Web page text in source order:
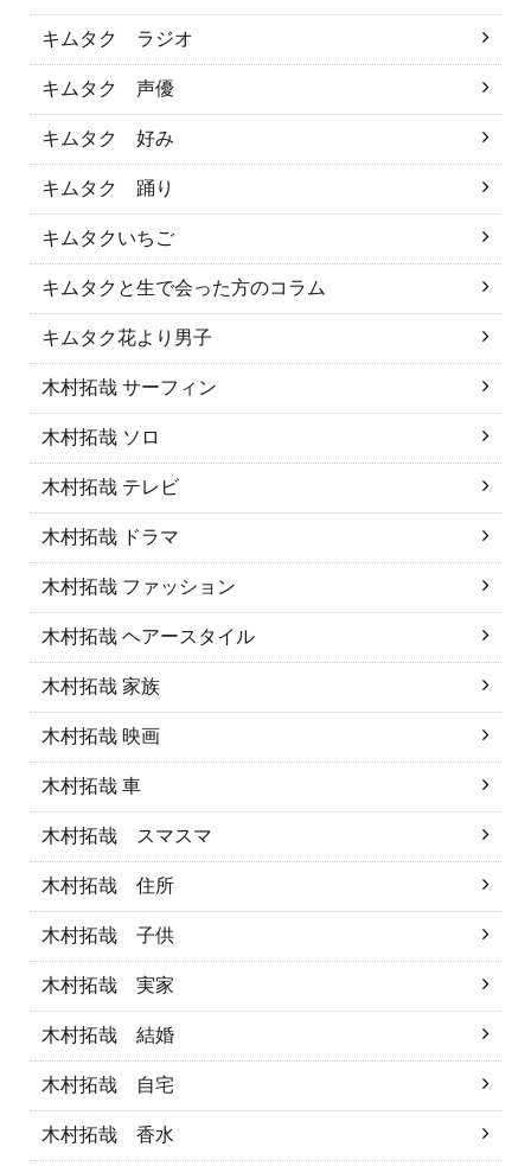
キムタク ラジオ
キムタク 声優
キムタク 好み
キムタク 踊り
キムタクいちご
キムタクと生で会った方のコラム
キムタク花より男子
木村拓哉 サーフィン
木村拓哉 ソロ
木村拓哉 テレビ
木村拓哉 ドラマ
木村拓哉 ファッション
木村拓哉 ヘアースタイル
木村拓哉 家族
木村拓哉 映画
木村拓哉 車
木村拓哉 スマスマ
木村拓哉 住所
木村拓哉 子供
木村拓哉 実家
木村拓哉 結婚
木村拓哉 自宅
木村拓哉 香水